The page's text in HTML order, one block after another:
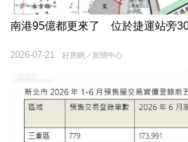
南港95億都更來了 位於捷運站旁
好房網／新聞中心
2026-07-21